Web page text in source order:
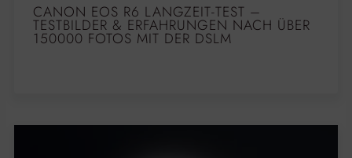
CANON EOS R6 LANGZEIT-TEST –
TESTBILDER & ERFAHRUNGEN NACH ÜBER
150000 FOTOS MIT DER DSLM